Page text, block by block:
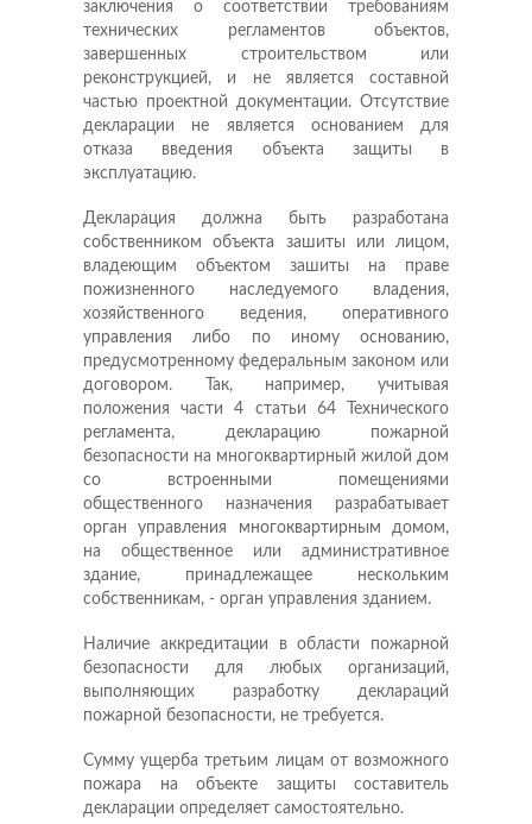
заключения о соответствии требованиям
технических регламентов объектов,
завершенных строительством или
реконструкцией, и не является составной
частью проектной документации. Отсутствие
декларации не является основанием для
отказа введения объекта защиты в
эксплуатацию.
Декларация должна быть разработана
собственником объекта зашиты или лицом,
владеющим объектом зашиты на праве
пожизненного наследуемого владения,
хозяйственного ведения, оперативного
управления либо по иному основанию,
предусмотренному федеральным законом или
договором. Так, например, учитывая
положения части 4 статьи 64 Технического
регламента, декларацию пожарной
безопасности на многоквартирный жилой дом
со встроенными помещениями
общественного назначения разрабатывает
орган управления многоквартирным домом,
на общественное или административное
здание, принадлежащее нескольким
собственникам, - орган управления зданием.
Наличие аккредитации в области пожарной
безопасности для любых организаций,
выполняющих разработку деклараций
пожарной безопасности, не требуется.
Сумму ущерба третьим лицам от возможного
пожара на объекте защиты составитель
декларации определяет самостоятельно.